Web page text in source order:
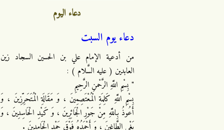
دعاء اليوم
دعاء يوم السبت
من أدعية الإمام علي بن الحسين السجاد زين
العابدين ( عليه السَّلام ) :
" بِسْمِ اللَّهِ الرَّحْمنِ الرَّحِيمِ
بِسْمِ اللَّهِ كَلِمَةِ الْمُعْتَصِمِينَ ، وَ مَقَالَةِ الْمُتَحَرِّزِينَ ، وَ
أَعُوذُ بِاللَّهِ مِنْ جَوْرِ الْجَائِرِينَ ، وَ كَيْدِ الْحَاسِدِينَ ، وَ
بَغْيِ الطَّاغِينَ ، وَ أَحْمَدُهُ فَوْقَ حَمْدِ الْحَامِدِينَ .